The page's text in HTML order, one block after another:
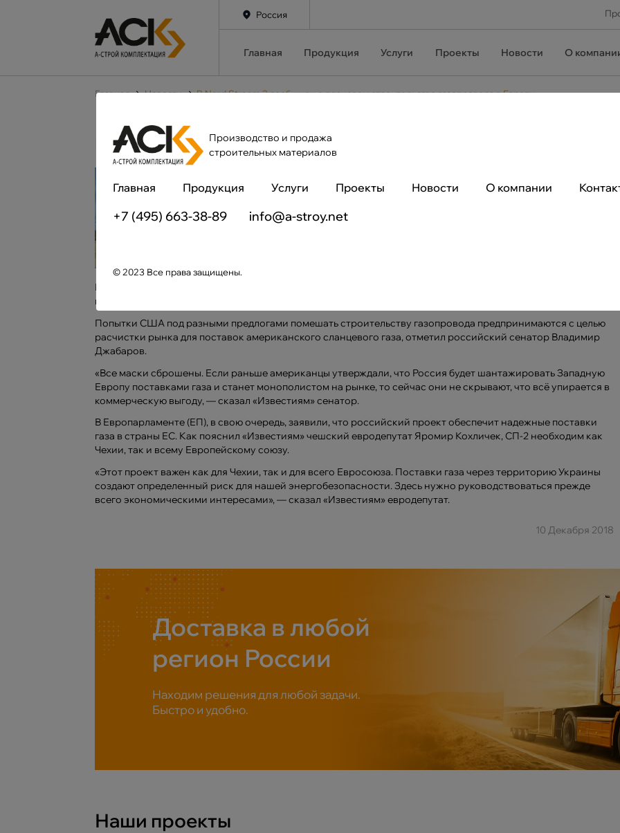
Россия
Главная Продукция Услуги Проекты Новости О
Главная Новости В Nord Stream 2 сообщили о плановом строительстве газопровода в Европу
В Nord Stream 2 сообщили о плановом строительстве
газопровода в Европу
соответствии с утвержденным расписанием. Об этом
оператора проекта Nord Stream 2 AG Йенс Мюллер.
При этом он отметил, что не может комментировать политические споры и дебаты вокруг проекта, так как
компания несет ответственность за прокладку газопровода.
Попытки США под разными предлогами помешать строительству газопровода предпринимаются с целью
расчистки рынка для поставок американского сланцевого газа, отметил российский сенатор Владимир
Джабаров.
«Все маски сброшены. Если раньше американцы утверждали, что Россия будет шантажировать Западную
Европу поставками газа и станет монополистом на рынке, то сейчас они не скрывают, что всё упирается в
коммерческую выгоду, — сказал «Известиям» сенатор.
В Европарламенте (ЕП), в свою очередь, заявили, что российский проект обеспечит надежные поставки
газа в страны ЕС. Как пояснил «Известиям» чешский евродепутат Яромир Кохличек, СП-2 необходим как
Чехии, так и всему Европейскому союзу.
«Этот проект важен как для Чехии, так и для всего Евросоюза. Поставки газа через территорию Украины
создают определенный риск для нашей энергобезопасности. Здесь нужно руководствоваться прежде
всего экономическими интересами», — сказал «Известиям» евродепутат.
10 Декабря 2018
Доставка в любой
регион России
Находим решения для любой задачи.
Быстро и удобно.
Наши проекты
Производство и продажа
строительных материалов
Главная Продукция Услуги Проекты Новости О компании
+7 (495) 663-38-89 info@a-stroy.net
© 2023 Все права защищены.